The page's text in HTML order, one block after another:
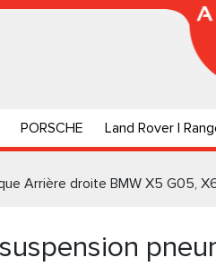
PORSCHE Land Rover |
Arrière droite BMW X5 G05,